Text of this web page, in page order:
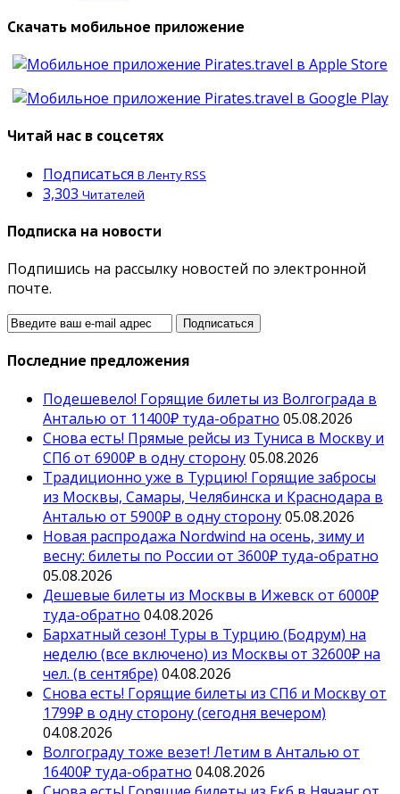
Скачать мобильное приложение
Читай нас в соцсетях
Подписаться В Ленту RSS
3,303 Читателей
Подписка на новости
Подпишись на рассылку новостей по электронной
почте.
Последние предложения
Подешевело! Горящие билеты из Волгограда в
Анталью от 11400₽ туда-обратно 05.08.2026
Снова есть! Прямые рейсы из Туниса в Москву и
СПб от 6900₽ в одну сторону05.08.2026
Традиционно уже в Турцию! Горящие забросы
из Москвы, Самары, Челябинска и Краснодара в
Анталью от 5900₽ в одну сторону05.08.2026
Новая распродажа Nordwind на осень, зиму и
весну: билеты по России от 3600₽ туда-обратно
05.08.2026
Дешевые билеты из Москвы в Ижевск от 6000₽
туда-обратно 04.08.2026
Бархатный сезон! Туры в Турцию (Бодрум) на
неделю (все включено) из Москвы от 32600₽ на
чел. (в сентябре) 04.08.2026
Снова есть! Горящие билеты из СПб и Москву от
1799₽ в одну сторону (сегодня вечером)
04.08.2026
Волгограду тоже везет! Летим в Анталью от
16400₽ туда-обратно 04.08.2026